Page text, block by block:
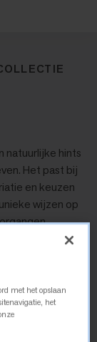
natuurlijke hints
Het past bij
en keuzen
wijzen op
Stone,
die doen
Stone, wat
De collectie
Deze
met het opslaan
het